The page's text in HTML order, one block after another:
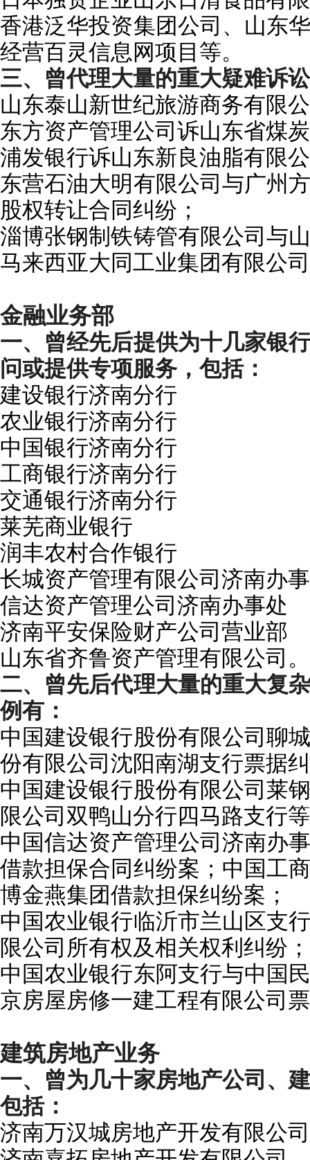
香港泛华投资集团公司、山东
经营百灵信息网项目等。
三、曾代理大量的重大疑难诉
山东泰山新世纪旅游商务有限
东方资产管理公司诉山东省煤
浦发银行诉山东新良油脂有限
东营石油大明有限公司与广州
股权转让合同纠纷；
淄博张钢制铁铸管有限公司与
马来西亚大同工业集团有限公
金融业务部
一、曾经先后提供为十几家银
问或提供专项服务，包括：
建设银行济南分行
农业银行济南分行
中国银行济南分行
工商银行济南分行
交通银行济南分行
莱芜商业银行
润丰农村合作银行
长城资产管理有限公司济南办
信达资产管理公司济南办事处
济南平安保险财产公司营业部
山东省齐鲁资产管理有限公司。
二、曾先后代理大量的重大复
例有：
中国建设银行股份有限公司聊
份有限公司沈阳南湖支行票据
中国建设银行股份有限公司莱
限公司双鸭山分行四马路支行
中国信达资产管理公司济南办
借款担保合同纠纷案；中国工
博金燕集团借款担保纠纷案；
中国农业银行临沂市兰山区支
限公司所有权及相关权利纠纷；
中国农业银行东阿支行与中国
京房屋房修一建工程有限公司
建筑房地产业务
一、曾为几十家房地产公司、
包括：
济南万汉城房地产开发有限公司